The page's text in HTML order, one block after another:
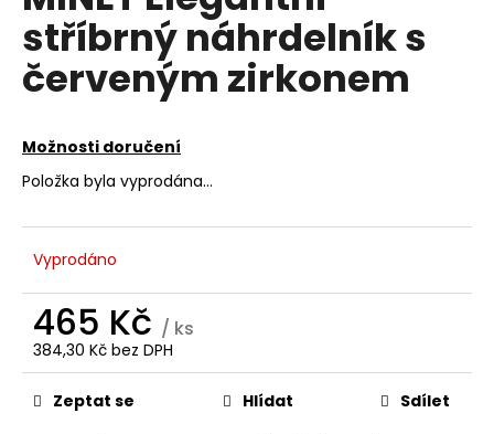
z
5
hvězdiček.
stříbrný náhrdelník s
červeným zirkonem
Možnosti doručení
Položka byla vyprodána…
Vyprodáno
465 Kč / ks
384,30 Kč bez DPH
Měrná
cena:Zeptat se Hlídat Sdílet
a
j
í
?
D
o
p